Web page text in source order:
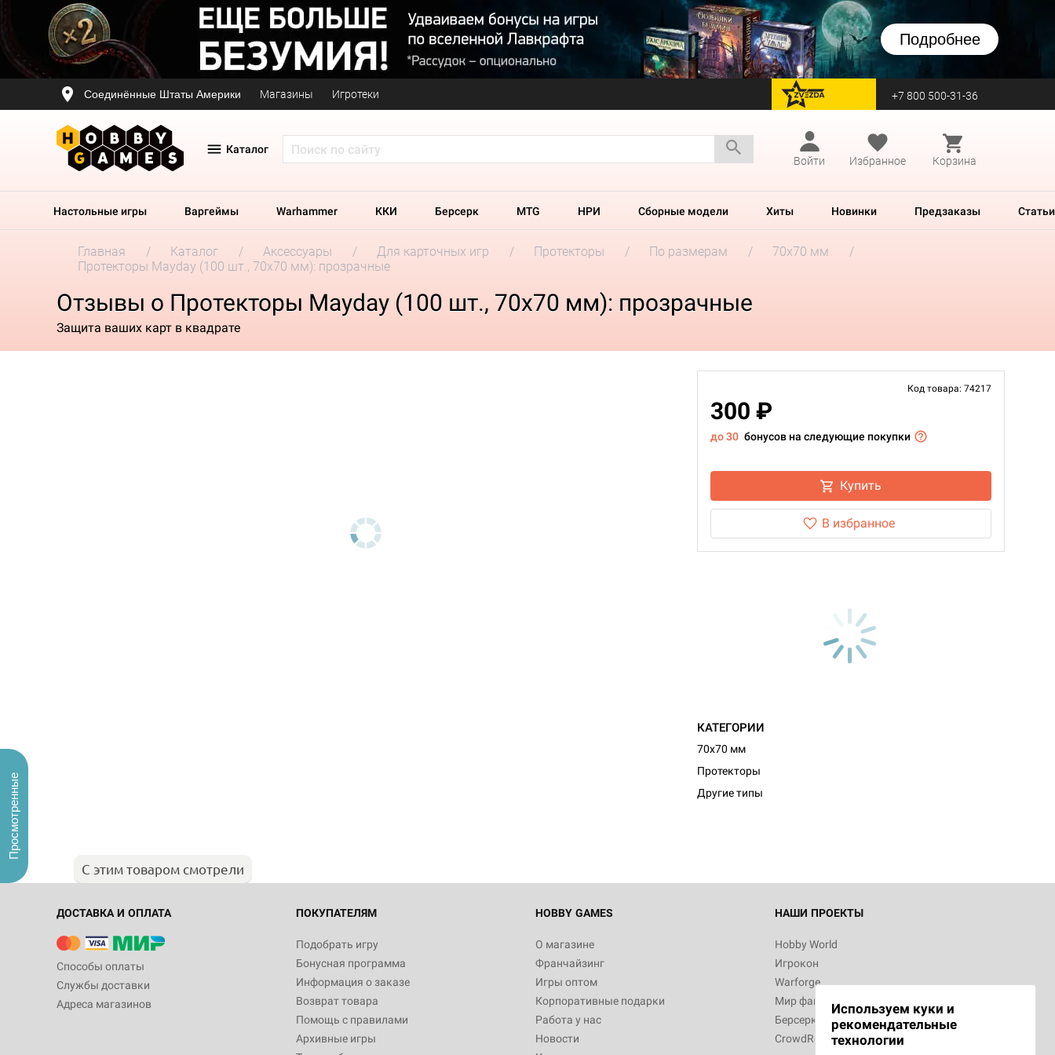
Подробнее
Соединённые Штаты Америки Магазины Игротеки перейти на Zvezda +7 800 500-31-36
Каталог
Войти
Избранное Корзина
Настольные игры Варгеймы Warhammer ККИ Берсерк MTG НРИ Сборные модели Хиты Новинки Предзаказы Статьи
Главная Каталог Аксессуары Для карточных игр Протекторы По размерам
70x70 мм
Протекторы Mayday (100 шт., 70x70 мм): прозрачные
Отзывы о Протекторы Mayday (100 шт., 70x70 мм): прозрачные
Защита ваших карт в квадрате
Код товара: 74217
300 ₽
до 30 бонусов на следующие покупки
Купить
В избранное
КАТЕГОРИИ
70x70 мм
Протекторы
Другие типы
С этим товаром смотрели
ДОСТАВКА И ОПЛАТА
Способы оплаты
Службы доставки
Адреса магазинов
ПОКУПАТЕЛЯМ
Подобрать игру
Бонусная программа
Информация о заказе
Возврат товара
Помощь с правилами
Архивные игры
HOBBY GAMES
О магазине
Франчайзинг
Игры оптом
Корпоративные подарки
Работа у нас
Новости
НАШИ ПРОЕКТЫ
Hobby World
Игрокон
Warforge
Мир фантастики
Берсерк
CrowdRepublic
Используем куки и
рекомендательные
технологии
Просмотренные
Настольная игра Hobby World Журнал
"Мир фантастики. Спецвыпуск: Братья
империи: Боевая тревога
799
Настольная игра Hobby World Сумерки
империи. Четвёртая редакция: Грозовой
Рубеж
12 990